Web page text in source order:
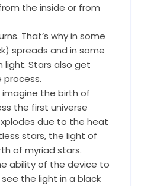
the inside or from
That’s why in some
spreads and in some
light. Stars also get
process.
imagine the birth of
the first universe
due to the heat
stars, the light of
of myriad stars.
ability of the device to
the light in a black